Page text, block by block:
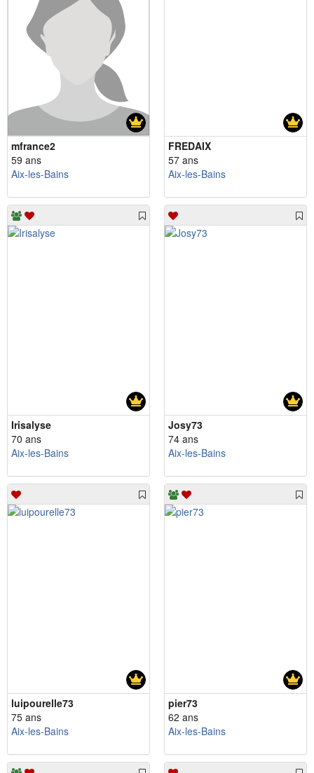
mfrance2
59 ans
Aix-les-Bains
FREDAIX
57 ans
Aix-les-Bains
Irisalyse
70 ans
Aix-les-Bains
Josy73
74 ans
Aix-les-Bains
luipourelle73
75 ans
Aix-les-Bains
pier73
62 ans
Aix-les-Bains